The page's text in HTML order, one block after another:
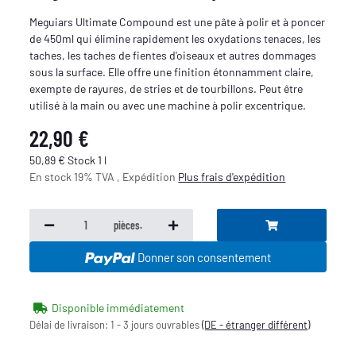
Meguiars Ultimate Compound est une pâte à polir et à poncer
de 450ml qui élimine rapidement les oxydations tenaces, les
taches, les taches de fientes d'oiseaux et autres dommages
sous la surface. Elle offre une finition étonnamment claire,
exempte de rayures, de stries et de tourbillons. Peut être
utilisé à la main ou avec une machine à polir excentrique.
22,90 €
50,89 € Stock 1 l
En stock 19% TVA , Expédition Plusfrais d'expédition
pièces.
Donner son consentement
Disponible immédiatement
Délai de livraison:1 - 3 jours ouvrables(DE - étranger différent)